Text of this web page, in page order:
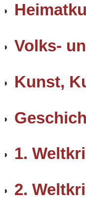
Volks-
Kunst,
1.
2.